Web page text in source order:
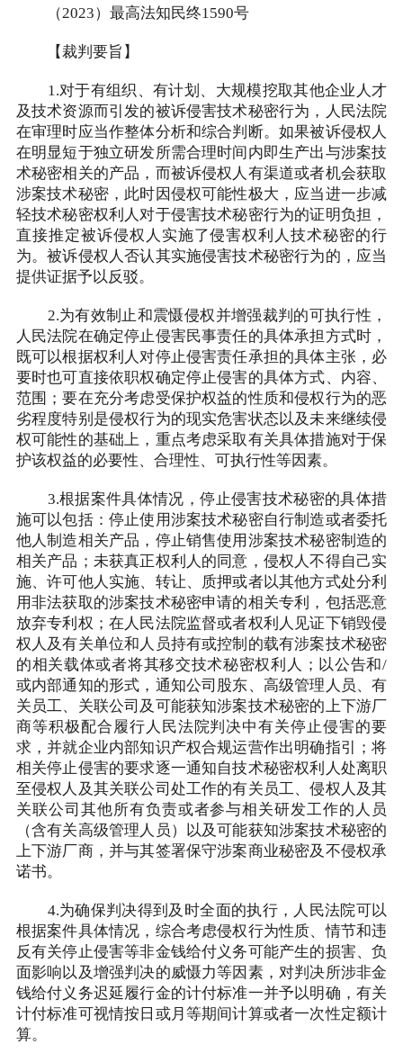
（2023）最高法知民终1590号
【裁判要旨】
1.对于有组织、有计划、大规模挖取其他企业人才
及技术资源而引发的被诉侵害技术秘密行为，人民法院
在审理时应当作整体分析和综合判断。如果被诉侵权人
在明显短于独立研发所需合理时间内即生产出与涉案技
术秘密相关的产品，而被诉侵权人有渠道或者机会获取
涉案技术秘密，此时因侵权可能性极大，应当进一步减
轻技术秘密权利人对于侵害技术秘密行为的证明负担，
直接推定被诉侵权人实施了侵害权利人技术秘密的行
为。被诉侵权人否认其实施侵害技术秘密行为的，应当
提供证据予以反驳。
2.为有效制止和震慑侵权并增强裁判的可执行性，
人民法院在确定停止侵害民事责任的具体承担方式时，
既可以根据权利人对停止侵害责任承担的具体主张，必
要时也可直接依职权确定停止侵害的具体方式、内容、
范围；要在充分考虑受保护权益的性质和侵权行为的恶
劣程度特别是侵权行为的现实危害状态以及未来继续侵
权可能性的基础上，重点考虑采取有关具体措施对于保
护该权益的必要性、合理性、可执行性等因素。
3.根据案件具体情况，停止侵害技术秘密的具体措
施可以包括：停止使用涉案技术秘密自行制造或者委托
他人制造相关产品，停止销售使用涉案技术秘密制造的
相关产品；未获真正权利人的同意，侵权人不得自己实
施、许可他人实施、转让、质押或者以其他方式处分利
用非法获取的涉案技术秘密申请的相关专利，包括恶意
放弃专利权；在人民法院监督或者权利人见证下销毁侵
权人及有关单位和人员持有或控制的载有涉案技术秘密
的相关载体或者将其移交技术秘密权利人；以公告和/
或内部通知的形式，通知公司股东、高级管理人员、有
关员工、关联公司及可能获知涉案技术秘密的上下游厂
商等积极配合履行人民法院判决中有关停止侵害的要
求，并就企业内部知识产权合规运营作出明确指引；将
相关停止侵害的要求逐一通知自技术秘密权利人处离职
至侵权人及其关联公司处工作的有关员工、侵权人及其
关联公司其他所有负责或者参与相关研发工作的人员
（含有关高级管理人员）以及可能获知涉案技术秘密的
上下游厂商，并与其签署保守涉案商业秘密及不侵权承
诺书。
4.为确保判决得到及时全面的执行，人民法院可以
根据案件具体情况，综合考虑侵权行为性质、情节和违
反有关停止侵害等非金钱给付义务可能产生的损害、负
面影响以及增强判决的威慑力等因素，对判决所涉非金
钱给付义务迟延履行金的计付标准一并予以明确，有关
计付标准可视情按日或月等期间计算或者一次性定额计
算。